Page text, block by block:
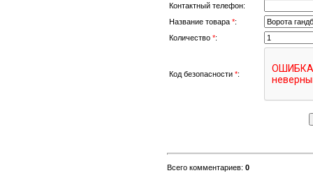
Контактный телефон:
Название товара *:
Количество *:
Код безопасности *:
Всего комментариев: 0